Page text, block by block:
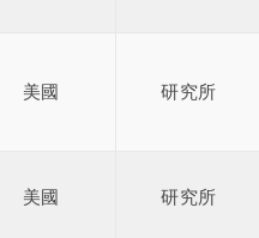
美國 研究所
美國 研究所